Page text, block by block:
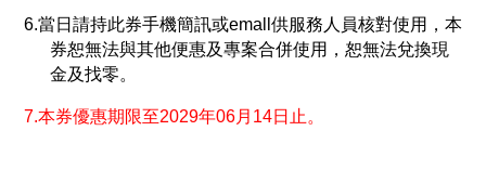
6.當日請持此券手機簡訊或emall供服務人員核對使用，本
券恕無法與其他便惠及專案合併使用，恕無法兌換現
金及找零。
7.本券優惠期限至2029年06月14日止。